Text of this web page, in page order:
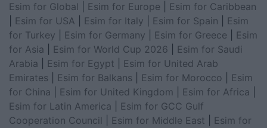
Esim for Global Esim for Europe
Esim for Caribbean
Esim for USA Esim for Italy Esim for Spain
Esim
for Turkey
Esim for Germany Esim for Greece
Esim
for Asia
Esim for World Cup 2026
Esim for Saudi
Arabia
Esim for Egypt
Esim for United Arab
Emirates
Esim for Balkans Esim for Morocco
Esim
for China
Esim for United Kingdom Esim for Africa
Esim for Latin America
Esim for GCC Gulf
Cooperation Council
Esim for Middle East
Esim for